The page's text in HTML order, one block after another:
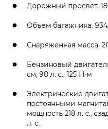
Дорожный просвет,
Объем багажника,
Снаряженная масса,
Бензиновый
см, 90 л. с., 125 Н·м
Электрические
постоянными
мощность 218 л. с.,
л. с.